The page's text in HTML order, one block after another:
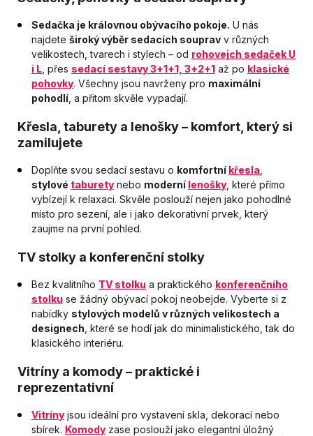
Sedačka je královnou obývacího pokoje. U nás
najdete široký výběr sedacích souprav v různých
velikostech, tvarech i stylech – od rohovejch sedaček U
i L , přes sedací sestavy 3+1+1, 3+2+1 až po klasické
pohovky. Všechny jsou navrženy pro maximální
pohodlí , a přitom skvěle vypadají.
Křesla, taburety a lenošky – komfort, který si
zamilujete
Doplňte svou sedací sestavu o komfortní křesla
stylové taburety nebo moderní lenošky , které přímo
vybízejí k relaxaci. Skvěle poslouží nejen jako pohodlné
místo pro sezení, ale i jako dekorativní prvek, který
zaujme na první pohled.
TV stolky a konferenční stolky
Bez kvalitního TV stolku a praktického konferenčního
stolku se žádný obývací pokoj neobejde. Vyberte si z
nabídky stylových modelů v různých velikostech a
designech , které se hodí jak do minimalistického, tak do
klasického interiéru.
Vitríny a komody – praktické i
reprezentativní
Vitríny jsou ideální pro vystavení skla, dekorací nebo
sbírek. Komody zase poslouží jako elegantní úložný